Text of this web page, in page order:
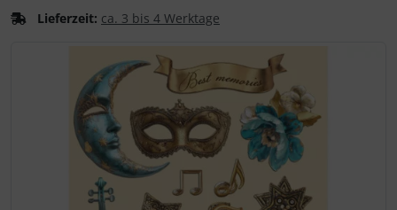
Lieferzeit: ca. 3 bis 4 Werktage